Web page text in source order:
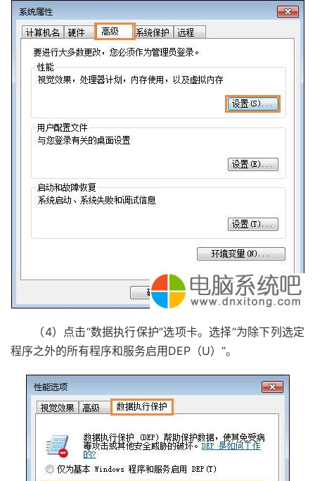
（4）点击“数据执行保护”选项卡。选择“为除下列选定
程序之外的所有程序和服务启用DEP（U）”。